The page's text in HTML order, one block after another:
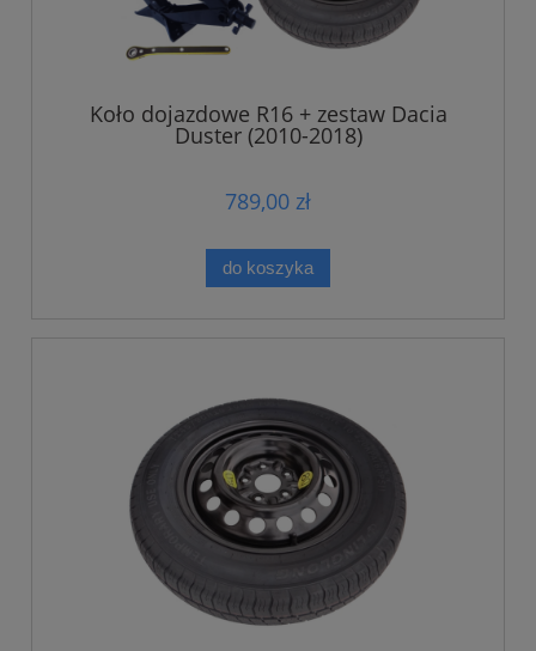
Koło dojazdowe R16 + zestaw Dacia
Duster (2010-2018)
789,00 zł
do koszyka